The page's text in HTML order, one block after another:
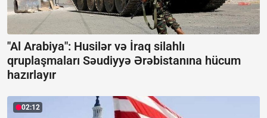
"Al Arabiya": Husilər və İraq silahlı
qruplaşmaları Səudiyyə Ərəbistanına hücum
hazırlayır
02:12